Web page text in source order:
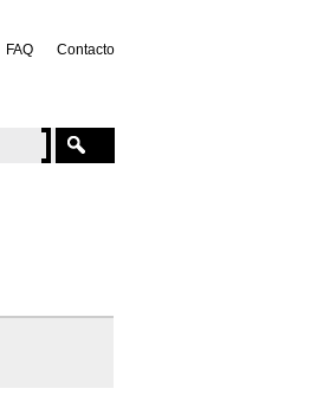
FAQ Contacto